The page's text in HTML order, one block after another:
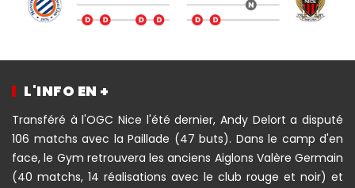
L'INFO EN +
Transféré à l'OGC Nice l'été dernier, Andy Delort a disputé
106 matchs avec la Paillade (47 buts). Dans le camp d'en
face, le Gym retrouvera les anciens Aiglons Valère Germain
(40 matchs, 14 réalisations avec le club rouge et noir) et